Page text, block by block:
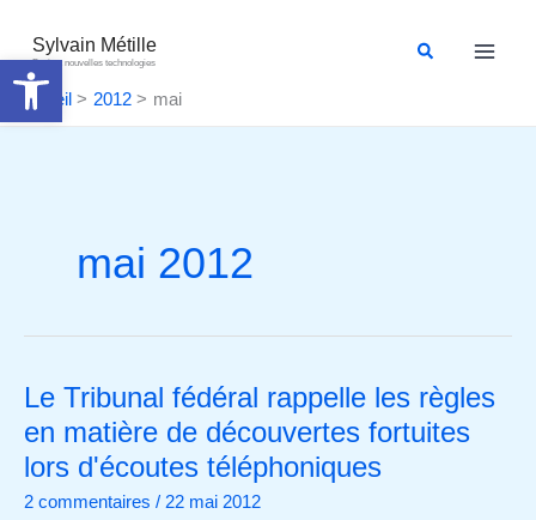
Ouvrir la barre d’outils
contenu
Sylvain Métille
Droit et nouvelles technologies
Rechercher
Accueil 2012 mai
mai 2012
Le Tribunal fédéral rappelle les règles
en matière de découvertes fortuites
lors d'écoutes téléphoniques
2 commentaires / 22 mai 2012
Le
Tribunal
rappelle
les